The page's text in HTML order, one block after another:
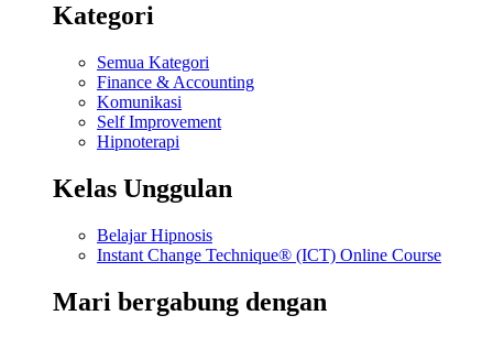
Kategori
Semua Kategori
Finance & Accounting
Komunikasi
Self Improvement
Hipnoterapi
Kelas Unggulan
Belajar Hipnosis
Instant Change Technique® (ICT) Online Course
Mari bergabung dengan